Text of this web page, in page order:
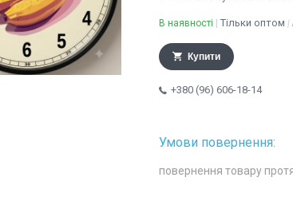
В наявності Тільки оптом
Купити
+380 (96) 606-18-14
повернення товару